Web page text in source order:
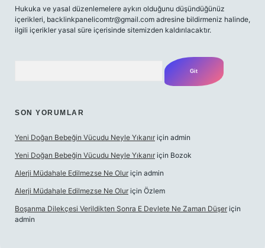
Hukuka ve yasal düzenlemelere aykırı olduğunu düşündüğünüz
içerikleri, backlinkpanelicomtr@gmail.com adresine bildirmeniz halinde,
ilgili içerikler yasal süre içerisinde sitemizden kaldırılacaktır.
SON YORUMLAR
Yeni Doğan Bebeğin Vücudu Neyle Yıkanır için admin
Yeni Doğan Bebeğin Vücudu Neyle Yıkanır için Bozok
Alerji Müdahale Edilmezse Ne Olur için admin
Alerji Müdahale Edilmezse Ne Olur için Özlem
Boşanma Dilekçesi Verildikten Sonra E Devlete Ne Zaman Düşer için
admin